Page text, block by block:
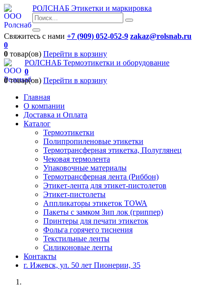
РОЛСНАБ Этикетки и маркировка
Свяжитесь с нами +7 (909) 052-052-9 zakaz@rolsnab.ru
0
0 товар(ов) Перейти в корзину
РОЛСНАБ Термоэтикетки и оборудование
0
0товар(ов) Перейти в корзину
Главная
О компании
Доставка и Оплата
Каталог
Термоэтикетки
Полипропиленовые этикетки
Термотрансферная этикетка, Полуглянец
Чековая термолента
Упаковочные материалы
Термотрансферная лента (Риббон)
Этикет-лента для этикет-пистолетов
Этикет-пистолеты
Аппликаторы этикеток TOWA
Пакеты с замком Зип лок (гриппер)
Принтеры для печати этикеток
Фольга горячего тиснения
Текстильные ленты
Силиконовые ленты
Контакты
г. Ижевск, ул. 50 лет Пионерии, 35